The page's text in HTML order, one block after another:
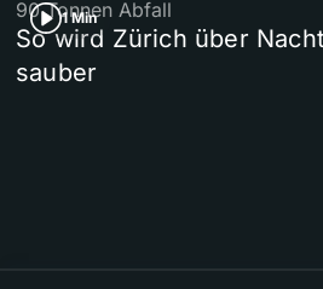
1 Min
90 Tonnen Abfall
So wird Zürich über
sauber